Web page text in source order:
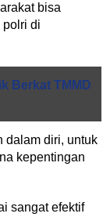
bisa
polri di
Berkat TMMD
dalam diri, untuk
kepentingan
sangat efektif